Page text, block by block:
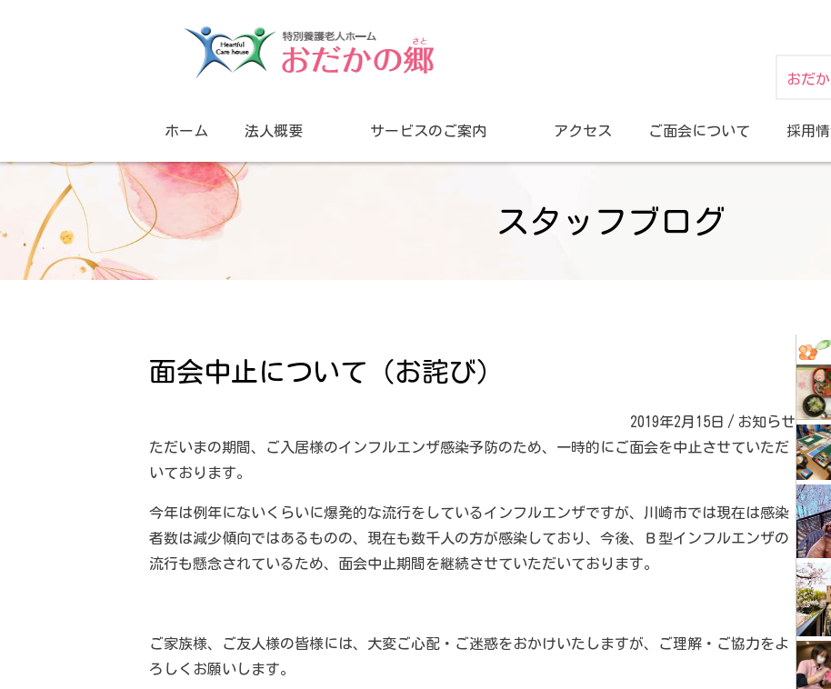
おだ
ホーム 法人概要 サービスのご案内 アクセス ご面会について 採用
スタッフブログ
面会中止について（お詫び）
2019年2月15日 / お知らせ
ただいまの期間、ご入居様のインフルエンザ感染予防のため、一時的にご面会を中止させていただ
いております。
今年は例年にないくらいに爆発的な流行をしているインフルエンザですが、川崎市では現在は感染
者数は減少傾向ではあるものの、現在も数千人の方が感染しており、今後、Ｂ型インフルエンザの
流行も懸念されているため、面会中止期間を継続させていただいております。
ご家族様、ご友人様の皆様には、大変ご心配・ご迷惑をおかけいたしますが、ご理解・ご協力をよ
ろしくお願いします。